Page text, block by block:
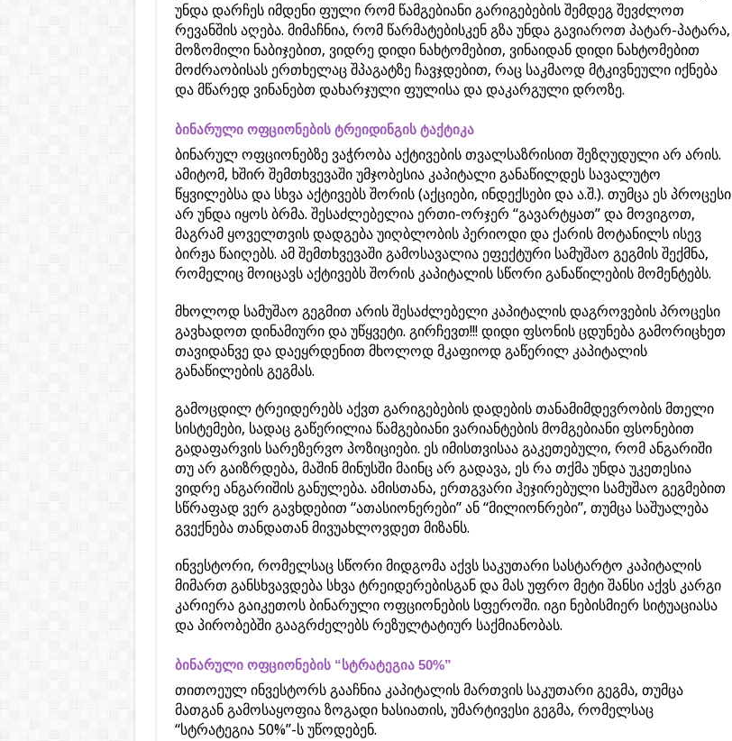
უნდა დარჩეს იმდენი ფული რომ წამგებიანი გარიგებების შემდეგ შევძლოთ
რევანშის აღება. მიმაჩნია, რომ წარმატებისკენ გზა უნდა გავიაროთ პატარ-პატარა,
მოზომილი ნაბიჯებით, ვიდრე დიდი ნახტომებით, ვინაიდან დიდი ნახტომებით
მოძრაობისას ერთხელაც შპაგატზე ჩავჯდებით, რაც საკმაოდ მტკივნეული იქნება
და მწარედ ვინანებთ დახარჯული ფულისა და დაკარგული დროზე.
ბინარული ოფციონების ტრეიდინგის ტაქტიკა
ბინარულ ოფციონებზე ვაჭრობა აქტივების თვალსაზრისით შეზღუდული არ არის.
ამიტომ, ხშირ შემთხვევაში უმჯობესია კაპიტალი განაწილდეს სავალუტო
წყვილებსა და სხვა აქტივებს შორის (აქციები, ინდექსები და ა.შ.). თუმცა ეს პროცესი
არ უნდა იყოს ბრმა. შესაძლებელია ერთი-ორჯერ “გავარტყათ” და მოვიგოთ,
მაგრამ ყოველთვის დადგება უიღბლობის პერიოდი და ქარის მოტანილს ისევ
ბირჟა წაიღებს. ამ შემთხვევაში გამოსავალია ეფექტური სამუშაო გეგმის შექმნა,
რომელიც მოიცავს აქტივებს შორის კაპიტალის სწორი განაწილების მომენტებს.
მხოლოდ სამუშაო გეგმით არის შესაძლებელი კაპიტალის დაგროვების პროცესი
გავხადოთ დინამიური და უწყვეტი. გირჩევთ!!! დიდი ფსონის ცდუნება გამორიცხეთ
თავიდანვე და დაეყრდენით მხოლოდ მკაფიოდ გაწერილ კაპიტალის
განაწილების გეგმას.
გამოცდილ ტრეიდერებს აქვთ გარიგებების დადების თანამიმდევრობის მთელი
სისტემები, სადაც გაწერილია წამგებიანი ვარიანტების მომგებიანი ფსონებით
გადაფარვის სარეზერვო პოზიციები. ეს იმისთვისაა გაკეთებული, რომ ანგარიში
თუ არ გაიზრდება, მაშინ მინუსში მაინც არ გადავა, ეს რა თქმა უნდა უკეთესია
ვიდრე ანგარიშის განულება. ამისთანა, ერთგვარი ჰეჯირებული სამუშაო გეგმებით
სწრაფად ვერ გავხდებით “ათასიონერები” ან “მილიონრები”, თუმცა საშუალება
გვექნება თანდათან მივუახლოვდეთ მიზანს.
ინვესტორი, რომელსაც სწორი მიდგომა აქვს საკუთარი სასტარტო კაპიტალის
მიმართ განსხვავდება სხვა ტრეიდერებისგან და მას უფრო მეტი შანსი აქვს კარგი
კარიერა გაიკეთოს ბინარული ოფციონების სფეროში. იგი ნებისმიერ სიტუაციასა
და პირობებში გააგრძელებს რეზულტატიურ საქმიანობას.
ბინარული ოფციონების “სტრატეგია 50%”
თითოეულ ინვესტორს გააჩნია კაპიტალის მართვის საკუთარი გეგმა, თუმცა
მათგან გამოსაყოფია ზოგადი ხასიათის, უმარტივესი გეგმა, რომელსაც
“სტრატეგია 50%”-ს უწოდებენ.